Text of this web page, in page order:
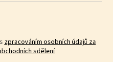
zpracováním osobních údajů za
sdělení